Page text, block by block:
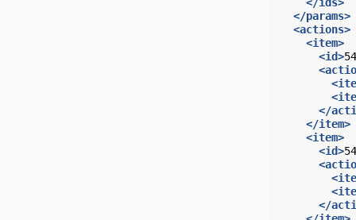
</params>
<actions>
<item>
<id>
</
</item>
<item>
<id>
</